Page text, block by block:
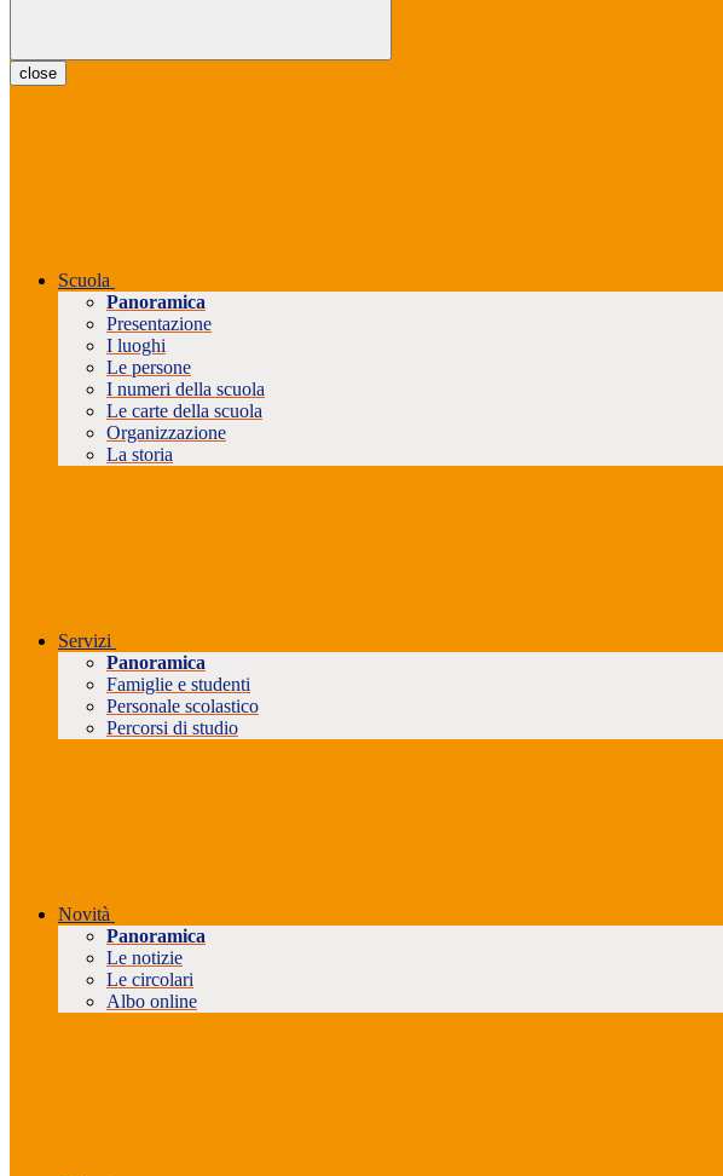
close
Scuola
Panoramica
Presentazione
I luoghi
Le persone
I numeri della scuola
Le carte della scuola
Organizzazione
La storia
Servizi
Panoramica
Famiglie e studenti
Personale scolastico
Percorsi di studio
Novità
Panoramica
Le notizie
Le circolari
Albo online